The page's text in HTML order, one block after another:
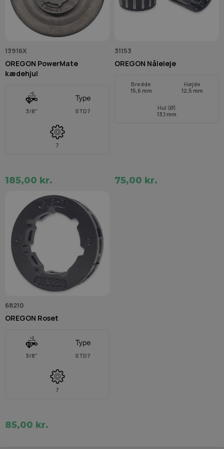
13916X
OREGON PowerMate
kædehjul
3/8" STD7
7
185,00 kr.
31153
OREGON Nåleleje
Bredde
15,6 mm
Højde
12,5 mm
Hul (Ø)
13,1 mm
75,00 kr.
68210
OREGON Roset
3/8" STD7
7
85,00 kr.